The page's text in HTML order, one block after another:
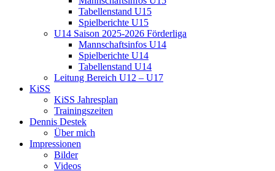
Tabellenstand U15
Spielberichte U15
U14 Saison 2025-2026 Förderliga
Mannschaftsinfos U14
Spielberichte U14
Tabellenstand U14
Leitung Bereich U12 – U17
KiSS
KiSS Jahresplan
Trainingszeiten
Dennis Destek
Über mich
Impressionen
Bilder
Videos